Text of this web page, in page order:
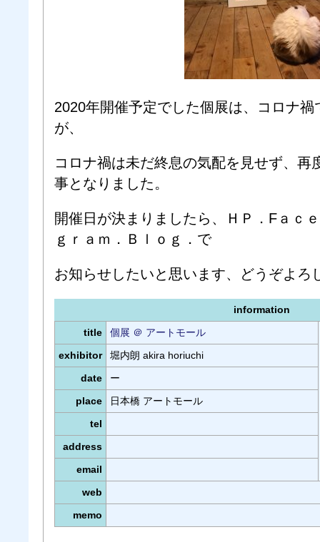
2020年開催予定でした個展は、コロナ
が、
コロナ禍は未だ終息の気配を見せず、再
事となりました。
開催日が決まりましたら、ＨＰ．Fａｃ
ｇｒａｍ．Ｂｌｏｇ．で
お知らせしたいと思います、どうぞよろ
information
title
個展 ＠ アートモール
exhibitor
堀内朗 akira horiuchi
date
ー
place
日本橋 アートモール
tel
address
email
web
memo